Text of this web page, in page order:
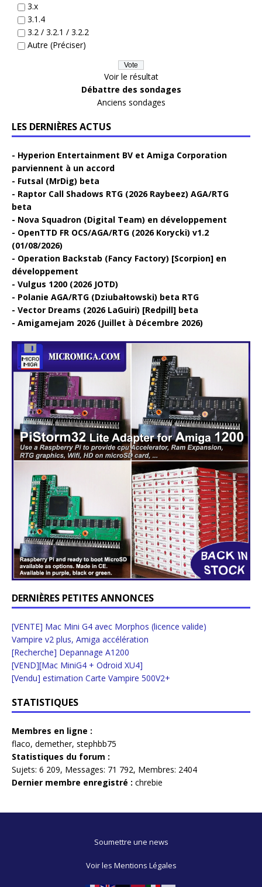
3.x
3.1.4
3.2 / 3.2.1 / 3.2.2
Autre (Préciser)
Voir le résultat
Débattre des sondages
Anciens sondages
LES DERNIÈRES ACTUS
Hyperion Entertainment BV et Amiga Corporation
parviennent à un accord
Futsal (MrDig) beta
Raptor Call Shadows RTG (2026 Raybeez) AGA/RTG
beta
Nova Squadron (Digital Team) en développement
OpenTTD FR OCS/AGA/RTG (2026 Korycki) v1.2
(01/08/2026)
Operation Backstab (Fancy Factory) [Scorpion] en
développement
Vulgus 1200 (2026 JOTD)
Polanie AGA/RTG (Dziubałtowski) beta RTG
Vector Dreams (2026 LaGuiri) [Redpill] beta
Amigamejam 2026 (Juillet à Décembre 2026)
DERNIÈRES PETITES ANNONCES
[VENTE] Mac Mini G4 avec Morphos (licence valide)
Vampire v2 plus, Amiga accélération
[Recherche] Depannage A1200
[VEND][Mac MiniG4 + Odroid XU4]
[Vendu] estimation Carte Vampire 500V2+
STATISTIQUES
Membres en ligne :
flaco, demether, stephbb75
Statistiques du forum :
Sujets: 6 209, Messages: 71 792, Membres: 2404
Dernier membre enregistré : chrebie
Soumettre une news
Voir les Mentions Légales